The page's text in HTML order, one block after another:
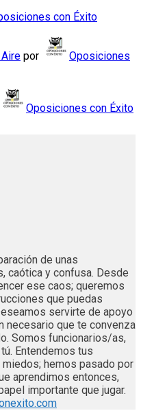
con Éxito
por
Oposiciones
Oposiciones con Éxito
de unas
caótica y confusa. Desde
ese caos; queremos
que puedas
servirte de apoyo
necesario que te convenza
Somos funcionarios/as,
Entendemos tus
hemos pasado por
aprendimos entonces,
importante que jugar.